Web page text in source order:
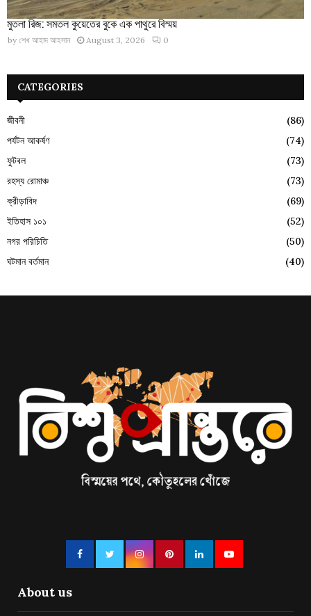
মুতলা রিজ: সমতল কুয়েতের বুকে এক পাথুরে বিস্ময়
by শেখ আহাদ আহসান August 3, 2026 0
CATEGORIES
জীবনী
(86)
পর্যটন আকর্ষণ
(74)
ফুটবল
(73)
রহস্য রোমাঞ্চ
(73)
ক্রীড়াবিদ
(69)
ইতিহাস ১০১
(52)
নগর পরিচিতি
(50)
ঘটমান বর্তমান
(40)
About us